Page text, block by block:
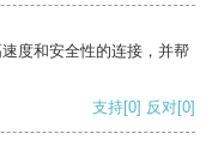
度和安全性的连接，并帮
支持[0] 反对[0]